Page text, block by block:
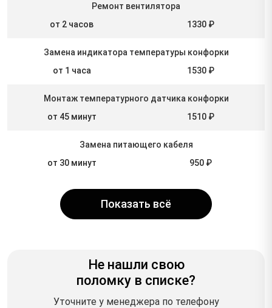
Ремонт вентилятора
от 2 часов
1330 ₽
Замена индикатора температуры конфорки
от 1 часа
1530 ₽
Монтаж температурного датчика конфорки
от 45 минут
1510 ₽
Замена питающего кабеля
от 30 минут
950 ₽
Показать всё
Не нашли свою
поломку в списке?
Уточните у менеджера по телефону